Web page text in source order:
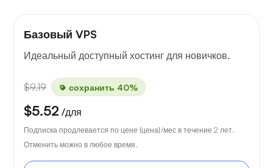
Базовый VPS
Идеальный доступный хостинг для новичков.
$9.19 сохранить 40%
$5.52 /для
Подписка продлевается по цене {цена}/мес в течение 2 лет.
Отменить можно в любое время.